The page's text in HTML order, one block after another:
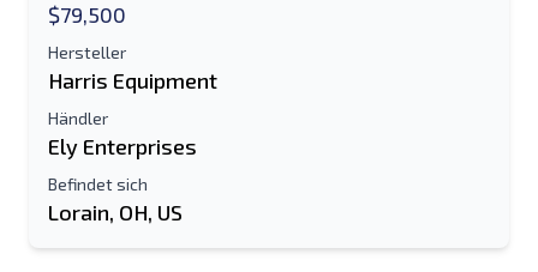
Send a Message
$79,500
Hersteller
Harris Equipment
Händler
Ely Enterprises
Befindet sich
Lorain, OH, US
An einen Freund senden
Es ist entweder eine E-Mail-Adresse oder
ein Feld für die Handynummer
erforderlich
Listing per E-Mail senden